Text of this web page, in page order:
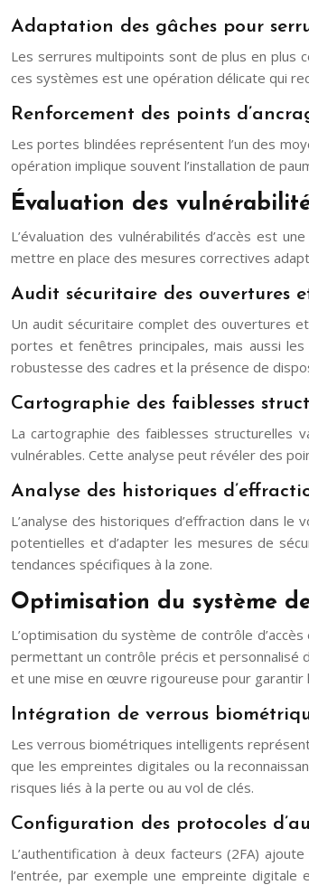
Adaptation des gâches pour
Les serrures multipoints sont de plus en plus
ces systèmes est une opération délicate qui
Renforcement des points
Les portes blindées représentent l’un des
opération implique souvent l’installation de
Évaluation des
L’évaluation des vulnérabilités d’accès est
mettre en place des mesures correctives
Audit sécuritaire des ouvertures
Un audit sécuritaire complet des ouvertures
portes et fenêtres principales, mais aussi
robustesse des cadres et la présence de
Cartographie des faiblesses
La cartographie des faiblesses structurelles
vulnérables. Cette analyse peut révéler des
Analyse des historiques
L’analyse des historiques d’effraction dans
potentielles et d’adapter les mesures de
tendances spécifiques à la zone.
Optimisation du système
L’optimisation du système de contrôle
permettant un contrôle précis et personnalisé
et une mise en œuvre rigoureuse pour garantir
Intégration de verrous
Les verrous biométriques intelligents
que les empreintes digitales ou la
risques liés à la perte ou au vol de clés.
Configuration des protocoles
L’authentification à deux facteurs (2FA)
l’entrée, par exemple une empreinte